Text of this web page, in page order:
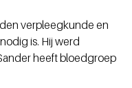
verpleegkunde en
is. Hij werd
heeft bloedgroep